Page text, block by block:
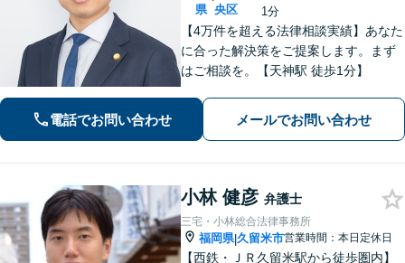
県 央区
1分
【4万件を超える法律相談実績】あなた
に合った解決策をご提案します。まず
はご相談を。【天神駅 徒歩1分】
電話でお問い合わせ メールでお問い合わせ
小林 健彦 弁護士
三宅・小林総合法律事務所
福岡県|久留米市営業時間：本日定休日
【西鉄・ＪＲ久留米駅から徒歩圏内】